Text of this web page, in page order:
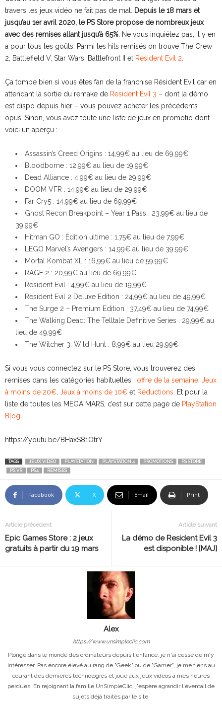
travers les jeux vidéo ne fait pas de mal.
Depuis le 18 mars et
jusqu’au 1er avril 2020, le PS Store propose de nombreux jeux
avec des remises allant jusqu’à 65% . Ne vous inquiétez pas, il y en
a pour tous les goûts. Parmi les hits remisés on trouve The Crew
2, Battlefield V, Star Wars: Battlefront II et Resident Evil 2
Ça tombe bien si vous êtes fan de la franchise Résident Evil car en
attendant la sortie du remake de Resident Evil 3 – dont la démo
est dispo depuis hier – vous pouvez acheter les précédents
opus. Sinon, vous avez toute une liste de jeux en promotio dont
voici un aperçu :
Assassin’s Creed Origins : 14,99€ au lieu de 69,99€
Bloodborne : 12,99€ au lieu de 19,99€
Dead Alliance : 4,99€ au lieu de 29,99€
DOOM VFR : 14,99€ au lieu de 29,99€
Far Cry5 : 14,99€ au lieu de 69,99€
Ghost Recon Breakpoint – Year 1 Pass : 23,99€ au lieu de
39,99€
Hitman GO : Édition ultime : 1,75€ au lieu de 7,99€
LEGO Marvel’s Avengers : 14,99€ au lieu de 39,99€
Mortal Kombat XL : 16,99€ au lieu de 59,99€
RAGE 2 : 20,99€ au lieu de 69,99€
Resident Evil : 4,99€ au lieu de 19,99€
Resident Evil 2 Deluxe Edition : 24,99€ au lieu de 49,99€
The Surge 2 – Premium Edition : 37,49€ au lieu de 74,99€
The Walking Dead: The Telltale Definitive Series : 29,99€ au
lieu de 49,99€
The Witcher 3: Wild Hunt : 8,99€ au lieu 29,99€
Si vous vous connectez sur le PS Store, vous trouverez des
remises dans les catégories habituelles : offre de la semaine Jeux
à moins de 20€ Jeux à moins de 10€ et Réductions . Et pour la
liste de toutes les MEGA MARS, c’est sur cette page de PlayStation
Blog
https://youtu.be/BHaxS81OtrY
TAGS JEUX VIDEO PLAYSTATION PLAYSTATION 4 PROMOTIONS
PS STORE
PS VR
PS4 REMISES
Facebook X Email Print
Article précédent
Epic Games Store : 2 jeux
gratuits à partir du 19 mars
Article suivant
La démo de Resident Evil 3
est disponible ! [MAJ]
Alex
https://www.unsimpleclic.com
Plongé dans le monde des ordinateurs depuis l'enfance, je n'ai cessé de m'y
intéresser. Pas encore élevé au rang de "Geek" ou de "Gamer", je me tiens au
courant des dernières technologies et joue aux jeux vidéos à mes heures
perdues. En rejoignant la famille UnSimpleClic, j'espère agrandir l'éventail de
sujets déjà traités par le site.